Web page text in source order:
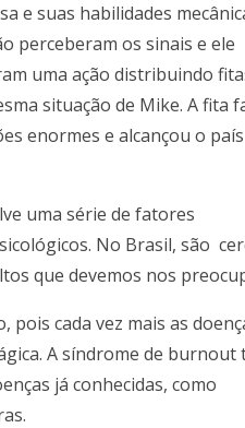
e suas habilidades
perceberam os sinais e ele
uma ação distribuindo
situação de Mike. A fita
enormes e alcançou o país
uma série de fatores
No Brasil, são
que devemos nos
cada vez mais as
A síndrome de burnout
já conhecidas, como